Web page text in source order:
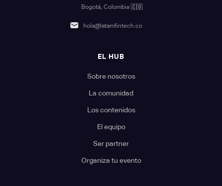
Bogotá, Colombia 🇨🇴
hola@latamfintech.co
EL HUB
Sobre nosotros
La comunidad
Los contenidos
El equipo
Ser partner
Organiza tu evento